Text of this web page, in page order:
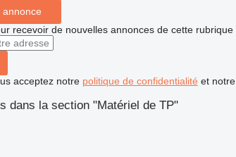
annonce
recevoir de nouvelles annonces de cette rubrique
acceptez notre politique de confidentialité et notre
dans la section "Matériel de TP"